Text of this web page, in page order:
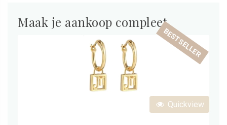
Maak je aankoop compleet
Quickview
BESTSELLER